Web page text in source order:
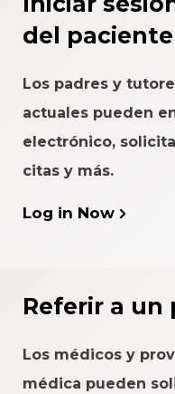
del paciente
Los padres y
actuales pueden
electrónico,
citas y más.
Log in Now
Referir a un
Los médicos y
médica pueden